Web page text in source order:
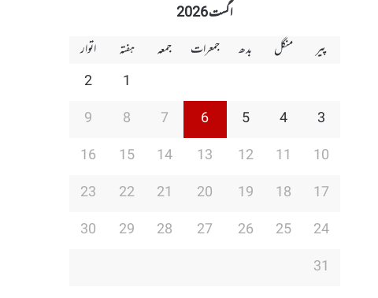
اگست 2026
پیر
منگل بدھ جمعرات جمعہ ہفتہ
اتوار
1
2
3
4
5
6
7
8
9
10
11
12
13
14
15
16
17
18
19
20
21
22
23
24
25
26
27
28
29
30
31